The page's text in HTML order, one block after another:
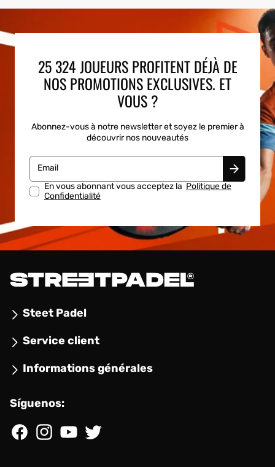
25 324 JOUEURS PROFITENT DÉJÀ DE
NOS PROMOTIONS EXCLUSIVES. ET
VOUS ?
Abonnez-vous à notre newsletter et soyez le premier à
découvrir nos nouveautés
Email
En vous abonnant vous acceptez la Politique de
Confidentialité
Steet Padel
Service client
Informations générales
Síguenos:
FacebookInstagramYouTubeTwitter